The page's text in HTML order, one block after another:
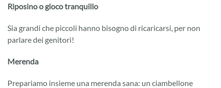
Riposino o gioco tranquillo
Sia grandi che piccoli hanno bisogno di ricaricarsi, per non
parlare dei genitori!
Merenda
Prepariamo insieme una merenda sana: un ciambellone